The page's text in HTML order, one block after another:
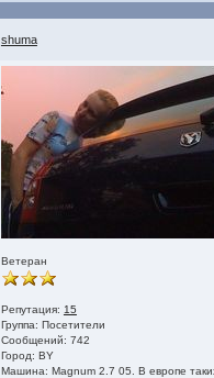
shuma
Ветеран
Репутация: 15
Группа: Посетители
Сообщений: 742
Город: BY
Машина: Magnum 2.7 05. В европе